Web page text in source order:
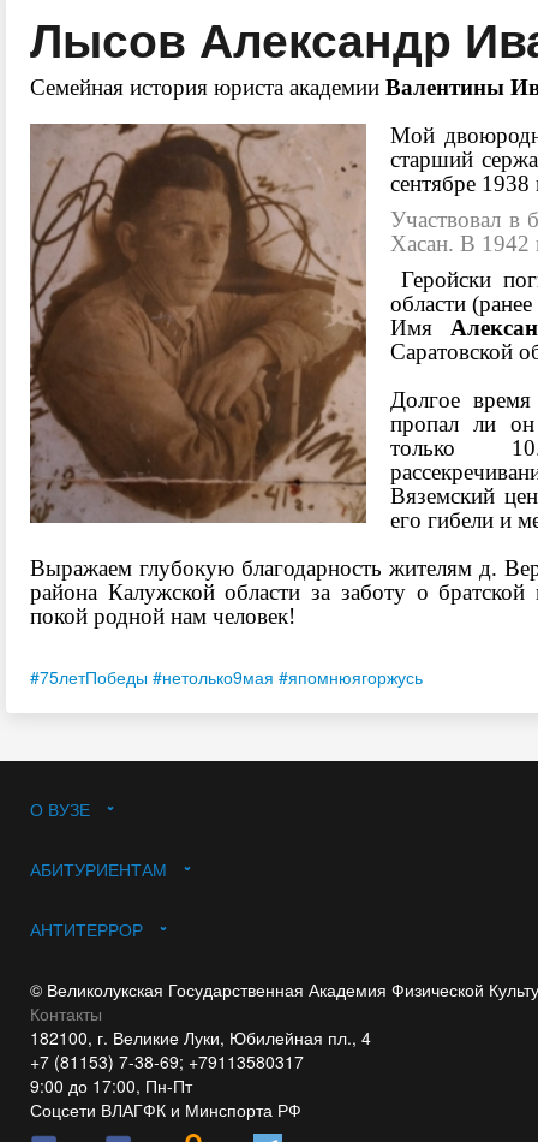
Лысов Александр
Семейная история юриста академии Валентины
Мой
старший
сентябре 1938
Участвовал в
Хасан. В 1942
Геройски
области
Имя
Саратовской
Долгое
пропал ли
только
Вяземский
его гибели и
Выражаем глубокую благодарность жителям д.
района Калужской области за заботу о
покой родной нам человек!
#75летПобеды #нетолько9мая #япомнюягоржусь
О ВУЗЕ
АБИТУРИЕНТАМ
АНТИТЕРРОР
© Великолукская Государственная Академия Физической
Контакты
182100, г. Великие Луки, Юбилейная пл., 4
+7 (81153) 7-38-69; +79113580317
9:00 до 17:00, Пн-Пт
Соцсети ВЛАГФК и Минспорта РФ